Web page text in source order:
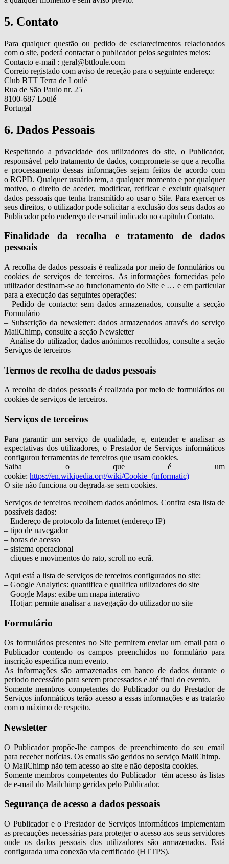
5. Contato
Para qualquer questão ou pedido de esclarecimentos relacionados
com o site, poderá contactar o publicador pelos seguintes meios:
Contacto e-mail : geral@bttloule.com
Correio registado com aviso de receção para o seguinte endereço:
Club BTT Terra de Loulé
Rua de São Paulo nr. 25
8100-687 Loulé
Portugal
6. Dados Pessoais
Respeitando a privacidade dos utilizadores do site, o Publicador,
responsável pelo tratamento de dados, compromete-se que a recolha
e processamento dessas informações sejam feitos de acordo com
o RGPD. Qualquer usuário tem, a qualquer momento e por qualquer
motivo, o direito de aceder, modificar, retificar e excluir quaisquer
dados pessoais que tenha transmitido ao usar o Site. Para exercer os
seus direitos, o utilizador pode solicitar a exclusão dos seus dados ao
Publicador pelo endereço de e-mail indicado no capítulo Contato.
Finalidade da recolha e tratamento de dados
pessoais
A recolha de dados pessoais é realizada por meio de formulários ou
cookies de serviços de terceiros. As informações fornecidas pelo
utilizador destinam-se ao funcionamento do Site e … e em particular
para a execução das seguintes operações:
– Pedido de contacto: sem dados armazenados, consulte a secção
Formulário
– Subscrição da newsletter: dados armazenados através do serviço
MailChimp, consulte a seção Newsletter
– Análise do utilizador, dados anónimos recolhidos, consulte a seção
Serviços de terceiros
Termos de recolha de dados pessoais
A recolha de dados pessoais é realizada por meio de formulários ou
cookies de serviços de terceiros.
Serviços de terceiros
Para garantir um serviço de qualidade, e, entender e analisar as
expectativas dos utilizadores, o Prestador de Serviços informáticos
configurou ferramentas de terceiros que usam cookies.
Saiba o que é um
cookie: https://en.wikipedia.org/wiki/Cookie_(informatic)
O site não funciona ou degrada-se sem cookies.
Serviços de terceiros recolhem dados anónimos. Confira esta lista de
possíveis dados:
– Endereço de protocolo da Internet (endereço IP)
– tipo de navegador
– horas de acesso
– sistema operacional
– cliques e movimentos do rato, scroll no ecrã.
Aqui está a lista de serviços de terceiros configurados no site:
– Google Analytics: quantifica e qualifica utilizadores do site
– Google Maps: exibe um mapa interativo
– Hotjar: permite analisar a navegação do utilizador no site
Formulário
Os formulários presentes no Site permitem enviar um email para o
Publicador contendo os campos preenchidos no formulário para
inscrição especifica num evento.
As informações são armazenadas em banco de dados durante o
periodo necessário para serem processados e até final do evento.
Somente membros competentes do Publicador ou do Prestador de
Serviços informáticos terão acesso a essas informações e as tratarão
com o máximo de respeito.
Newsletter
O Publicador propõe-lhe campos de preenchimento do seu email
para receber notícias. Os emails são geridos no serviço MailChimp.
O MailChimp não tem acesso ao site e não deposita cookies.
Somente membros competentes do Publicador têm acesso às listas
de e-mail do Mailchimp geridas pelo Publicador.
Segurança de acesso a dados pessoais
O Publicador e o Prestador de Serviços informáticos implementam
as precauções necessárias para proteger o acesso aos seus servidores
onde os dados pessoais dos utilizadores são armazenados. Está
configurada uma conexão via certificado (HTTPS).